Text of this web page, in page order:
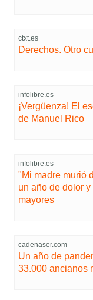
ctxt.es
Derechos. Otro
infolibre.es
¡Vergüenza! El
de Manuel Rico
infolibre.es
"Mi madre murió
un año de dolor
mayores
cadenaser.com
Un año de
33.000 ancianos